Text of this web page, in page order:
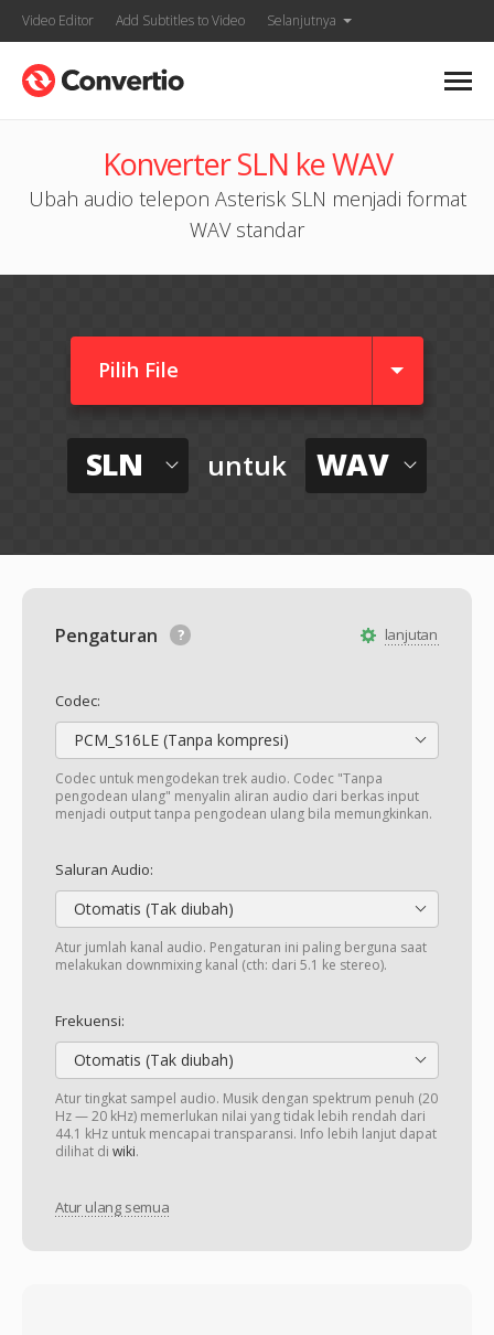
Video Editor Add Subtitles to Video Selanjutnya
Konverter SLN ke WAV
Ubah audio telepon Asterisk SLN menjadi format
WAV standar
Pilih File
SLN untuk WAV
lanjutan
Pengaturan
Codec:
PCM_S16LE (Tanpa kompresi)
Codec untuk mengodekan trek audio. Codec "Tanpa
pengodean ulang" menyalin aliran audio dari berkas input
menjadi output tanpa pengodean ulang bila memungkinkan.
Saluran Audio:
Otomatis (Tak diubah)
Atur jumlah kanal audio. Pengaturan ini paling berguna saat
melakukan downmixing kanal (cth: dari 5.1 ke stereo).
Frekuensi:
Otomatis (Tak diubah)
Atur tingkat sampel audio. Musik dengan spektrum penuh (20
Hz — 20 kHz) memerlukan nilai yang tidak lebih rendah dari
44.1 kHz untuk mencapai transparansi. Info lebih lanjut dapat
dilihat di wiki.
Atur ulang semua